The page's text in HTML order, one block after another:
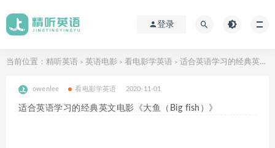
登录
当前位置： 精听英语 > 英语电影 > 看电影学英语 > 适合英语学习的经典英文电影《大鱼（Big fish）》
owenlee 看电影学英语 2020-11-01
适合英语学习的经典英文电影《大鱼（Big fish）》